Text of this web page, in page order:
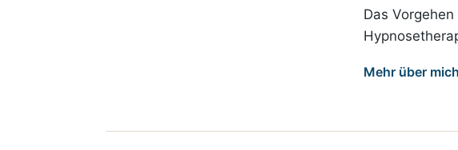
Das
Mehr über